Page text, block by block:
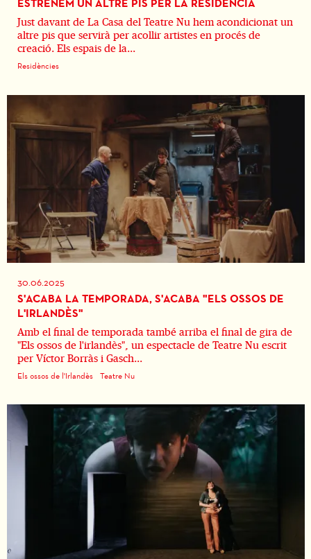
ESTRENEM UN ALTRE PIS PER LA RESIDÈNCIA
Just davant de La Casa del Teatre Nu hem acondicionat un
altre pis que servirà per acollir artistes en procés de
creació. Els espais de la...
Residències
30.06.2025
S'ACABA LA TEMPORADA, S'ACABA "ELS OSSOS DE
L'IRLANDÈS"
Amb el final de temporada també arriba el final de gira de
"Els ossos de l'irlandès", un espectacle de Teatre Nu escrit
per Víctor Borràs i Gasch...
Els ossos de l'Irlandès Teatre Nu